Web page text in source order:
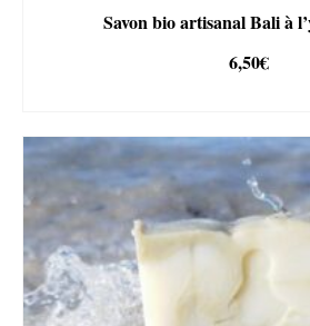
Savon bio artisanal Bali à
6,50€